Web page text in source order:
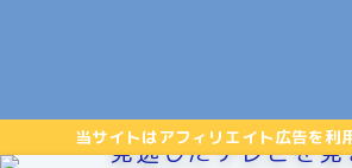
当サイトはアフィリエイト広告を利
見逃したテレビを見